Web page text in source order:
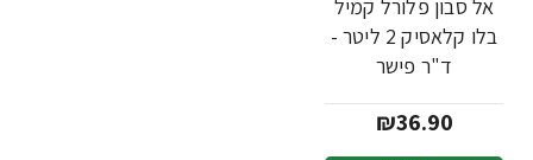
אל סבון פלורל קמיל
בלו קלאסיק 2 ליטר -
ד"ר פישר
₪36.90